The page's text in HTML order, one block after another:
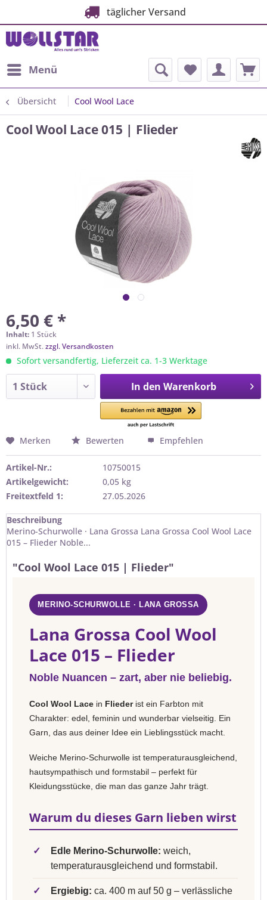
täglicher Versand
Menü
Übersicht Cool Wool Lace
Cool Wool Lace 015 | Flieder
6,50 € *
Inhalt: 1 Stück
inkl. MwSt.zzgl. Versandkosten
Sofort versandfertig, Lieferzeit ca. 1-3 Werktage
In den Warenkorb
Merken Bewerten Empfehlen
Artikel-Nr.:
10750015
Artikelgewicht:
0,05 kg
Freitextfeld 1:
27.05.2026
Beschreibung
Merino-Schurwolle · Lana Grossa Lana Grossa Cool Wool Lace
015 – Flieder Noble...
"Cool Wool Lace 015 | Flieder"
MERINO-SCHURWOLLE · LANA GROSSA
Lana Grossa Cool Wool
Lace 015 – Flieder
Noble Nuancen – zart, aber nie beliebig.
Cool Wool Lace in Fliederist ein Farbton mit
Charakter: edel, feminin und wunderbar vielseitig. Ein
Garn, das aus deiner Idee ein Lieblingsstück macht.
Weiche Merino-Schurwolle ist temperaturausgleichend,
hautsympathisch und formstabil – perfekt für
Kleidungsstücke, die man das ganze Jahr trägt.
Warum du dieses Garn lieben wirst
✓ Edle Merino-Schurwolle: weich,
temperaturausgleichend und formstabil.
✓ Ergiebig: ca. 400 m auf 50 g – verlässliche